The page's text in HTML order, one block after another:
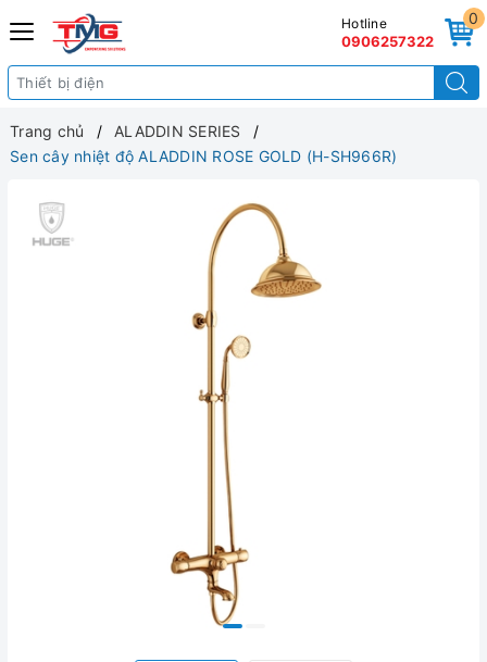
0
Hotline
0906257322
Trang chủ
ALADDIN SERIES
Sen cây nhiệt độ ALADDIN ROSE GOLD (H-SH966R)